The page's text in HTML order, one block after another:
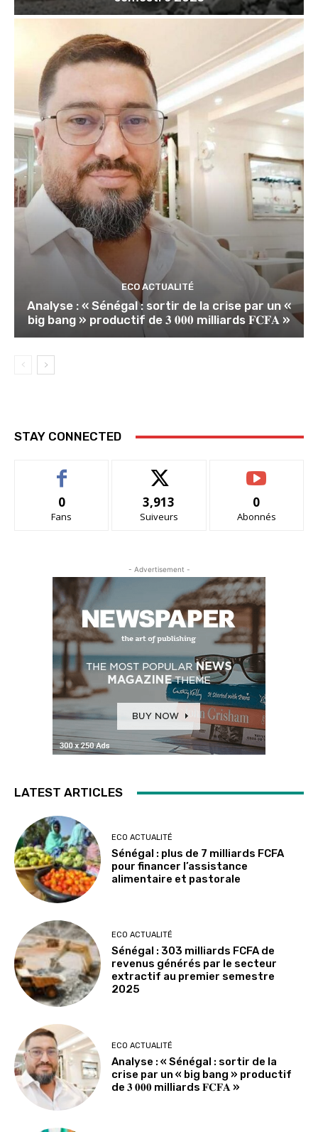
ECO ACTUALITÉ
Analyse : « Sénégal : sortir de la crise par un «
big bang » productif de 𝟑 𝟎𝟎𝟎 milliards 𝐅𝐂𝐅𝐀 »
STAY CONNECTED
0
Fans
3,913
Suiveurs
0
Abonnés
- Advertisement -
LATEST ARTICLES
ECO ACTUALITÉ
Sénégal : plus de 7 milliards FCFA
pour financer l’assistance
alimentaire et pastorale
ECO ACTUALITÉ
Sénégal : 303 milliards FCFA de
revenus générés par le secteur
extractif au premier semestre
2025
ECO ACTUALITÉ
Analyse : « Sénégal : sortir de la
crise par un « big bang » productif
de 𝟑 𝟎𝟎𝟎 milliards 𝐅𝐂𝐅𝐀 »